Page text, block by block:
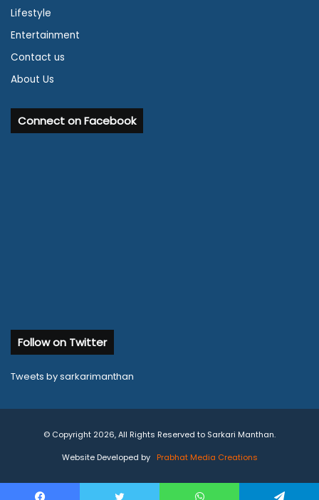
Lifestyle
Entertainment
Contact us
About Us
Connect on Facebook
Follow on Twitter
Tweets by sarkarimanthan
© Copyright 2026, All Rights Reserved to Sarkari Manthan.
Website Developed by
Prabhat Media Creations